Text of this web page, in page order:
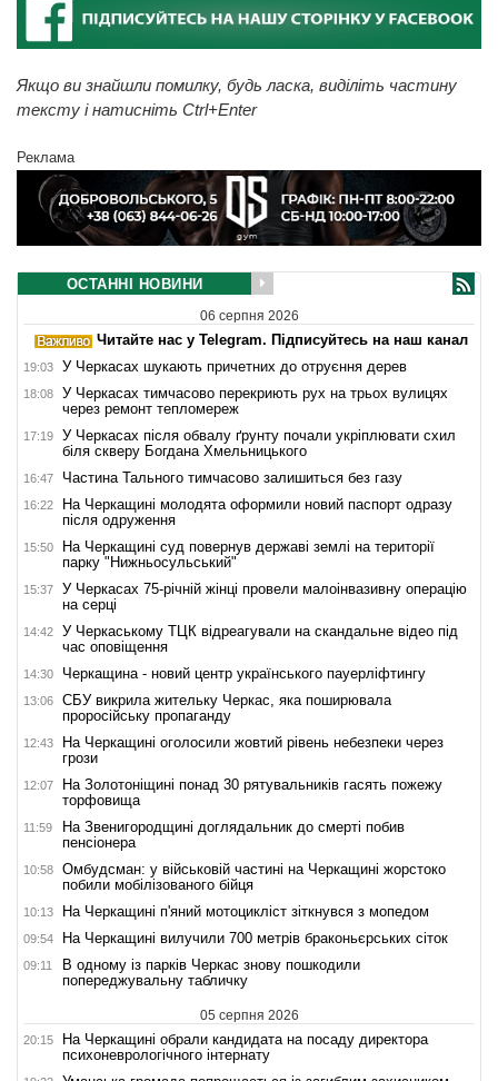
Якщо ви знайшли помилку, будь ласка, виділіть частину
тексту і натисніть Ctrl+Enter
Реклама
ОСТАННІ НОВИНИ
06 серпня 2026
Читайте нас у Telegram. Підписуйтесь на наш канал
19:03 У Черкасах шукають причетних до отруєння дерев
18:08
У Черкасах тимчасово перекриють рух на трьох вулицях
через ремонт тепломереж
17:19
У Черкасах після обвалу ґрунту почали укріплювати схил
біля скверу Богдана Хмельницького
16:47 Частина Тального тимчасово залишиться без газу
16:22
На Черкащині молодята оформили новий паспорт одразу
після одруження
15:50
На Черкащині суд повернув державі землі на території
парку "Нижньосульський"
15:37
У Черкасах 75-річній жінці провели малоінвазивну операцію
на серці
14:42
У Черкаському ТЦК відреагували на скандальне відео під
час оповіщення
14:30 Черкащина - новий центр українського пауерліфтингу
13:06
СБУ викрила жительку Черкас, яка поширювала
проросійську пропаганду
12:43
На Черкащині оголосили жовтий рівень небезпеки через
грози
12:07
На Золотоніщині понад 30 рятувальників гасять пожежу
торфовища
11:59
На Звенигородщині доглядальник до смерті побив
пенсіонера
10:58
Омбудсман: у військовій частині на Черкащині жорстоко
побили мобілізованого бійця
10:13 На Черкащині п'яний мотоцикліст зіткнувся з мопедом
09:54 На Черкащині вилучили 700 метрів браконьєрських сіток
09:11
В одному із парків Черкас знову пошкодили
попереджувальну табличку
05 серпня 2026
20:15
На Черкащині обрали кандидата на посаду директора
психоневрологічного інтернату